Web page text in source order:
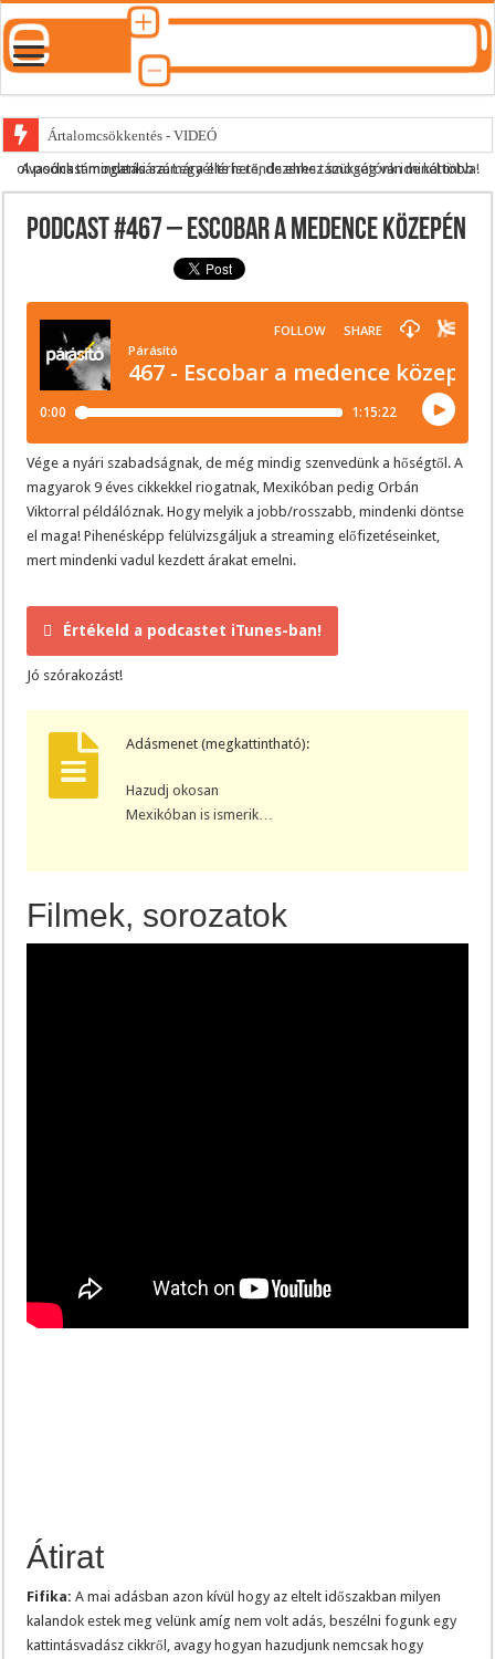
Ártalomcsökkentés - VIDEÓ
E-cigi használati szokások 2.0
Párásító podcast lejátszási lista
A podcast mindenki számára elérhető, de ehhez szükség van minél több olvasónk támogatására.Legyél te is rendszeres támogatónk ide kattintva!
Podcast #467 – Escobar a medence közepén
Vége a nyári szabadságnak, de még mindig szenvedünk a hőségtől. A
magyarok 9 éves cikkekkel riogatnak, Mexikóban pedig Orbán
Viktorral példálóznak. Hogy melyik a jobb/rosszabb, mindenki döntse
el maga! Pihenésképp felülvizsgáljuk a streaming előfizetéseinket,
mert mindenki vadul kezdett árakat emelni.
Értékeld a podcastet iTunes-ban!
Jó szórakozást!
Adásmenet (megkattintható):
Hazudj okosan
Mexikóban is ismerik…
Filmek, sorozatok
Átirat
Fifika: A mai adásban azon kívül hogy az eltelt időszakban milyen
kalandok estek meg velünk amíg nem volt adás, beszélni fogunk egy
kattintásvadász cikkről, avagy hogyan hazudjunk nemcsak hogy